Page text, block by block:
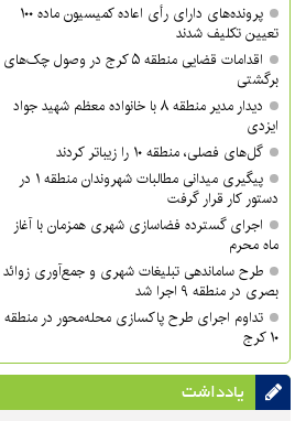
پرونده‌های دارای رأی اعاده کمیسیون ماده ۱۰۰
تعیین تکلیف شدند
اقدامات قضایی منطقه ۵ کرج در وصول چک‌های
برگشتی
دیدار مدیر منطقه ۸ با خانواده معظم شهید جواد
ایزدی
گل‌های فصلی، منطقه ۱۰ را زیباتر کردند
پیگیری میدانی مطالبات شهروندان منطقه ۱ در
دستور کار قرار گرفت
اجرای گسترده فضاسازی شهری همزمان با آغاز
ماه محرم
طرح ساماندهی تبلیغات شهری و جمع‌آوری زوائد
بصری در منطقه ۹ اجرا شد
تداوم اجرای طرح پاکسازی محله‌محور در منطقه
۱۰ کرج
یادداشت